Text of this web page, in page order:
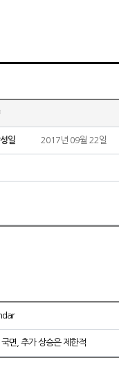
일 2017년 09월 22일
면, 추가 상승은 제한적